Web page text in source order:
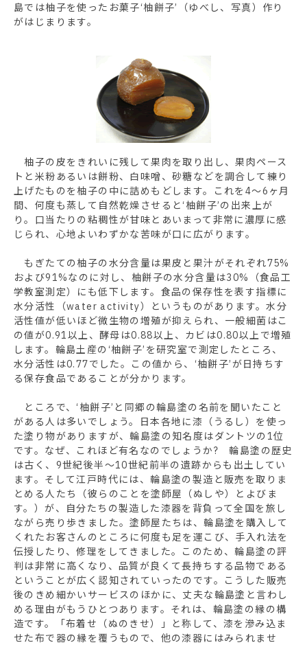
島では柚子を使ったお菓子‘柚餅子’（ゆべし、写真）作り
がはじまります。
柚子の皮をきれいに残して果肉を取り出し、果肉ペース
トと米粉あるいは餅粉、白味噌、砂糖などを調合して練り
上げたものを柚子の中に詰めもどします。これを4～6ヶ月
間、何度も蒸して自然乾燥させると‘柚餅子’の出来上が
り。口当たりの粘稠性が甘味とあいまって非常に濃厚に感
じられ、心地よいわずかな苦味が口に広がります。
もぎたての柚子の水分含量は果皮と果汁がそれぞれ75%
および91%なのに対し、柚餅子の水分含量は30%（食品工
学教室測定）にも低下します。食品の保存性を表す指標に
水分活性（water activity）というものがあります。水分
活性値が低いほど微生物の増殖が抑えられ、一般細菌はこ
の値が0.91以上、酵母は0.88以上、カビは0.80以上で増殖
します。輪島土産の‘柚餅子’を研究室で測定したところ、
水分活性は0.77でした。この値から、‘柚餅子’が日持ちす
る保存食品であることが分かります。
ところで、‘柚餅子’と同郷の輪島塗の名前を聞いたこと
がある人は多いでしょう。日本各地に漆（うるし）を使っ
た塗り物がありますが、輪島塗の知名度はダントツの1位
です。なぜ、これほど有名なのでしょうか? 輪島塗の歴史
は古く、9世紀後半～10世紀前半の遺跡からも出土してい
ます。そして江戸時代には、輪島塗の製造と販売を取りま
とめる人たち（彼らのことを塗師屋（ぬしや）とよびま
す。）が、自分たちの製造した漆器を背負って全国を旅し
ながら売り歩きました。塗師屋たちは、輪島塗を購入して
くれたお客さんのところに何度も足を運こび、手入れ法を
伝授したり、修理をしてきました。このため、輪島塗の評
判は非常に高くなり、品質が良くて長持ちする品物である
ということが広く認知されていったのです。こうした販売
後のきめ細かいサービスのほかに、丈夫な輪島塗と言わし
める理由がもうひとつあります。それは、輪島塗の縁の構
造です。「布着せ（ぬのきせ）」と称して、漆を滲み込ま
せた布で器の縁を覆うもので、他の漆器にはみられませ